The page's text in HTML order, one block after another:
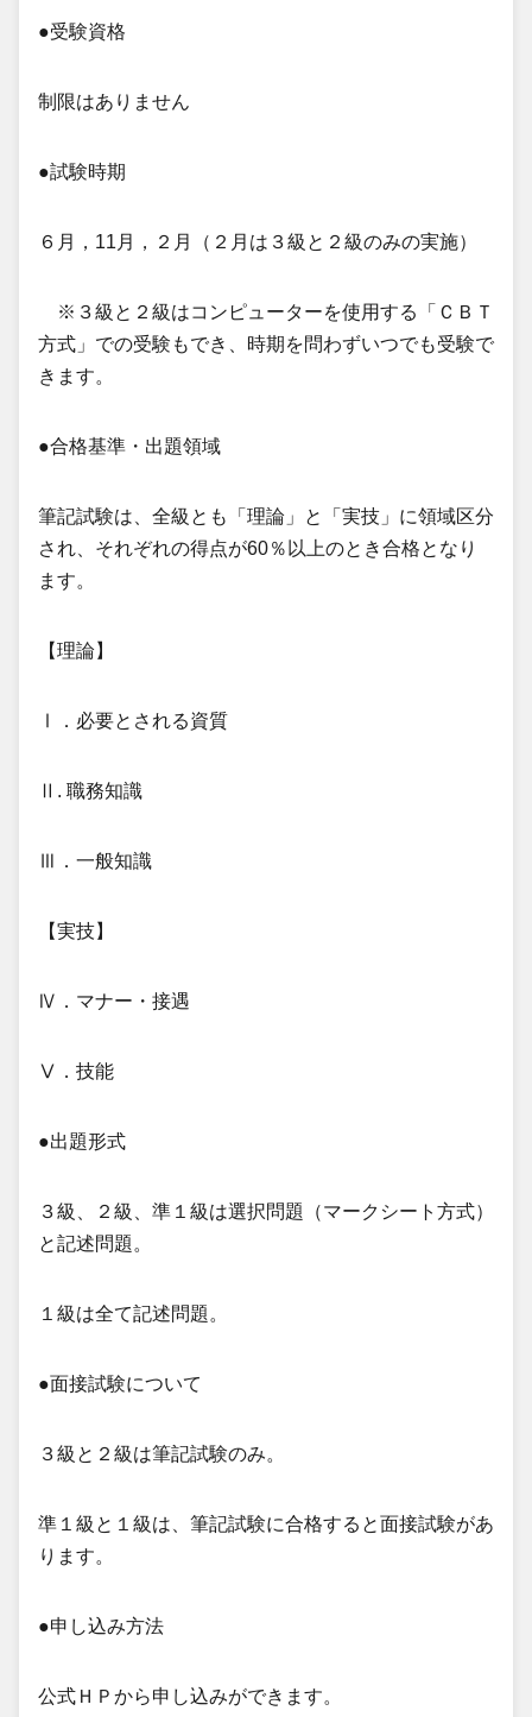
●受験資格
制限はありません
●試験時期
６月，11月，２月（２月は３級と２級のみの実施）
※３級と２級はコンピューターを使用する「ＣＢＴ
方式」での受験もでき、時期を問わずいつでも受験で
きます。
●合格基準・出題領域
筆記試験は、全級とも「理論」と「実技」に領域区分
され、それぞれの得点が60％以上のとき合格となり
ます。
【理論】
Ⅰ．必要とされる資質
Ⅱ. 職務知識
Ⅲ．一般知識
【実技】
Ⅳ．マナー・接遇
Ⅴ．技能
●出題形式
３級、２級、準１級は選択問題（マークシート方式）
と記述問題。
１級は全て記述問題。
●面接試験について
３級と２級は筆記試験のみ。
準１級と１級は、筆記試験に合格すると面接試験があ
ります。
●申し込み方法
公式ＨＰから申し込みができます。